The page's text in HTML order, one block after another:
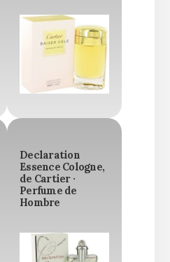
Declaration
Essence Cologne,
de Cartier ·
Perfume de
Hombre